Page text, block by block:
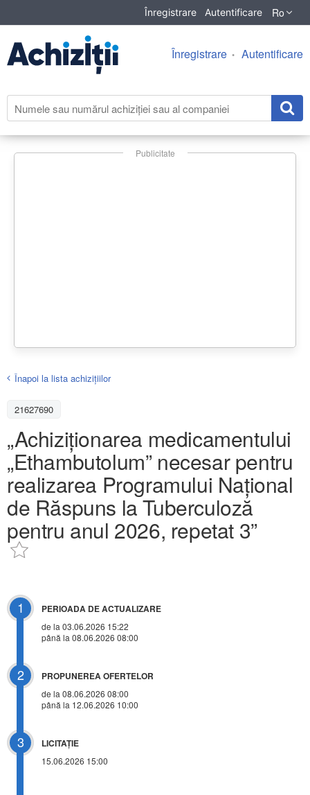
Înregistrare Autentificare Ro
Înregistrare Autentificare
Publicitate
Înapoi la lista achiziţiilor
21627690
„Achiziționarea medicamentului
„Ethambutolum” necesar pentru
realizarea Programului Național
de Răspuns la Tuberculoză
pentru anul 2026, repetat 3”
1 PERIOADA DE ACTUALIZARE
de la 03.06.2026 15:22
până la 08.06.2026 08:00
2 PROPUNEREA OFERTELOR
de la 08.06.2026 08:00
până la 12.06.2026 10:00
3 LICITAŢIE
15.06.2026 15:00